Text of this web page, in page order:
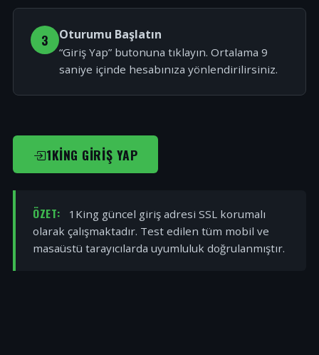
3 Oturumu Başlatın
“Giriş Yap” butonuna tıklayın. Ortalama 9
saniye içinde hesabınıza yönlendirilirsiniz.
1KING GIRIŞ YAP
ÖZET:
1King güncel giriş adresi SSL korumalı
olarak çalışmaktadır. Test edilen tüm mobil ve
masaüstü tarayıcılarda uyumluluk doğrulanmıştır.